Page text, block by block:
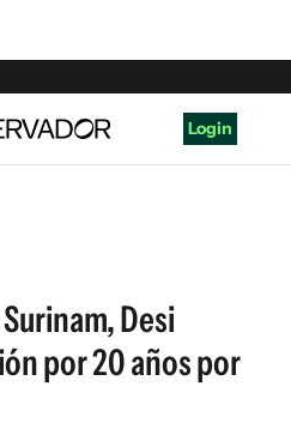
Login
Desi
por 20 años por